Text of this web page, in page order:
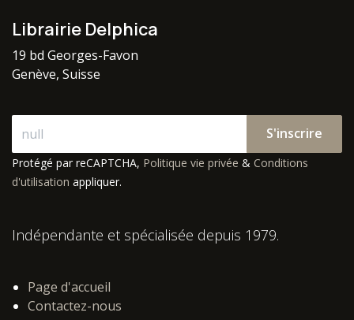
Librairie Delphica
19 bd Georges-Favon
Genève, Suisse
S'inscrire
Protégé par reCAPTCHA, Politique vie privée & Conditions
d'utilisation appliquer.
Indépendante et spécialisée depuis 1979.
Page d'accueil
Contactez-nous